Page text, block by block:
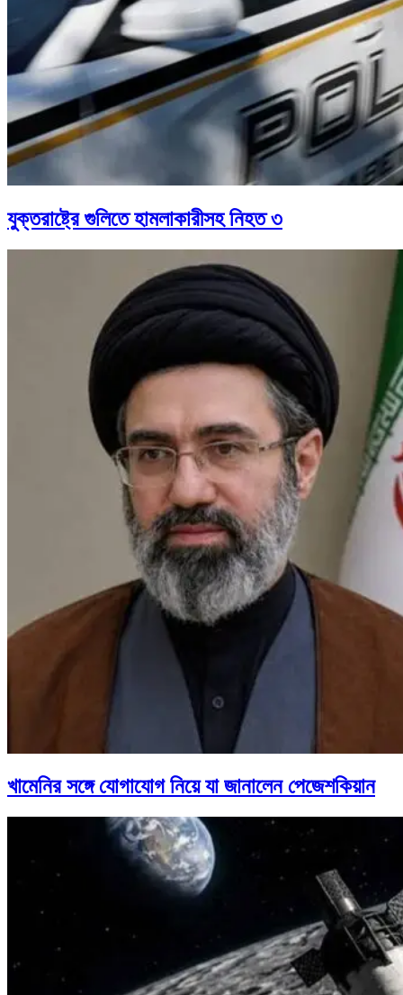
যুক্তরাষ্ট্রে গুলিতে হামলাকারীসহ নিহত ৩
খামেনির সঙ্গে যোগাযোগ নিয়ে যা জানালেন পেজেশকিয়ান